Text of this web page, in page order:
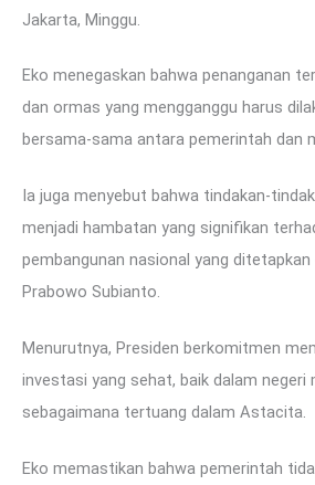
Jakarta, Minggu.
Eko menegaskan bahwa penanganan
dan ormas yang mengganggu harus
bersama-sama antara pemerintah dan
Ia juga menyebut bahwa tindakan-
menjadi hambatan yang signifikan
pembangunan nasional yang ditetapkan
Prabowo Subianto.
Menurutnya, Presiden berkomitmen
investasi yang sehat, baik dalam negeri
sebagaimana tertuang dalam Astacita.
Eko memastikan bahwa pemerintah